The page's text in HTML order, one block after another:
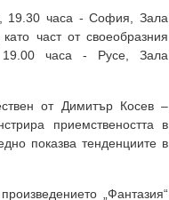
19.30 часа - София, Зала
част от своеобразния
19.00 часа - Русе, Зала
от Димитър Косев –
приемствеността в
показва тенденциите в
„Фантазия“